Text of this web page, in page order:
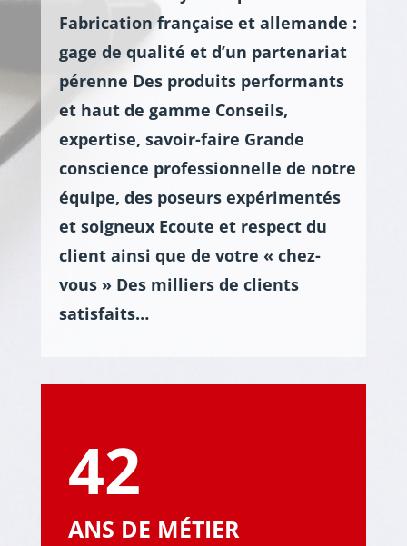
Fabrication française et allemande :
gage de qualité et d’un partenariat
pérenne Des produits performants
et haut de gamme Conseils,
expertise, savoir-faire Grande
conscience professionnelle de notre
équipe, des poseurs expérimentés
et soigneux Ecoute et respect du
client ainsi que de votre « chez-
vous » Des milliers de clients
satisfaits…
42
ANS DE MÉTIER